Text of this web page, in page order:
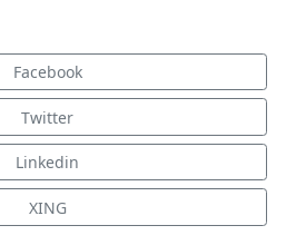
Facebook
Twitter
Linkedin
XING